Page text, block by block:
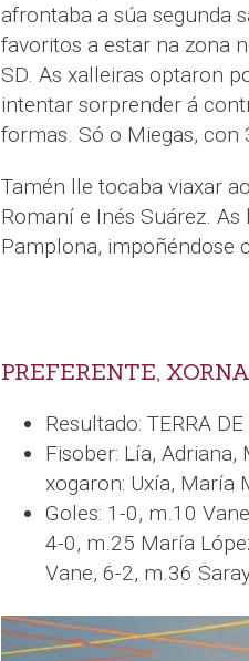
afrontaba a súa segunda
favoritos a estar na zona
SD. As xalleiras optaron
intentar sorprender á
formas. Só o Miegas, con
Tamén lle tocaba viaxar
Romaní e Inés Suárez.
Pamplona, impoñéndose
PREFERENTE,
Resultado: TERRA
Fisober: Lía,
xogaron: Uxía, María
Goles: 1-0, m.10
4-0, m.25 María
Vane, 6-2, m.36